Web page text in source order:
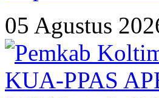
05 Agustus